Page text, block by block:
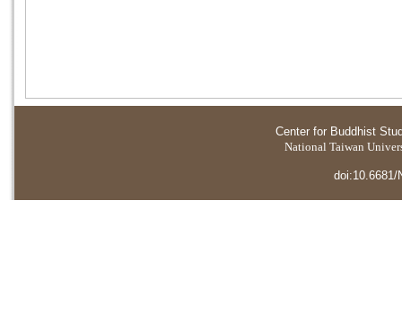
Center for Buddhist
National Taiwan
doi:10.6681/